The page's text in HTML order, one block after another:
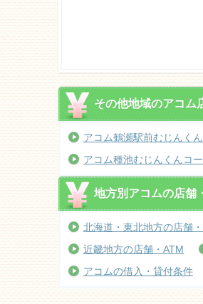
その他地域のアコム
アコム鶴瀬駅前むじんく
アコム種池むじんくんコ
地方別アコムの店舗
北海道・東北地方の店舗
近畿地方の店舗・ATM
アコムの借入・貸付条件